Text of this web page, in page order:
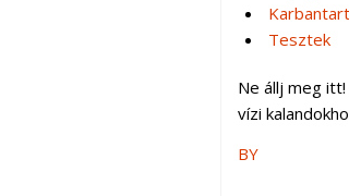
Tesztek
Ne állj meg
vízi
BY